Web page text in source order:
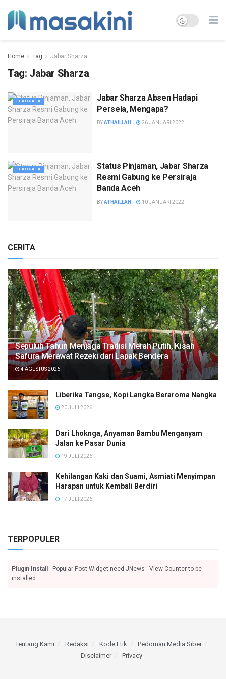
Home Tag Jabar Sharza
Tag: Jabar Sharza
OLAHRAGA
Jabar Sharza Absen Hadapi
Persela, Mengapa?
BYATHAILLAH 26 JANUARI 2022
OLAHRAGA
Status Pinjaman, Jabar Sharza
Resmi Gabung ke Persiraja
Banda Aceh
BYATHAILLAH 10 JANUARI 2022
CERITA
Sepuluh Tahun Menjaga Tradisi Merah Putih, Kisah
Safura Merawat Rezeki dari Lapak Bendera
4 AGUSTUS 2026
Liberika Tangse, Kopi Langka Beraroma Nangka
20 JULI 2026
Dari Lhoknga, Anyaman Bambu Menganyam
Jalan ke Pasar Dunia
19 JULI 2026
Kehilangan Kaki dan Suami, Asmiati Menyimpan
Harapan untuk Kembali Berdiri
17 JULI 2026
TERPOPULER
Plugin Install
: Popular Post Widget need JNews - View Counter to be
installed
Tentang Kami Redaksi Kode Etik
Pedoman Media Siber
Disclaimer
Privacy